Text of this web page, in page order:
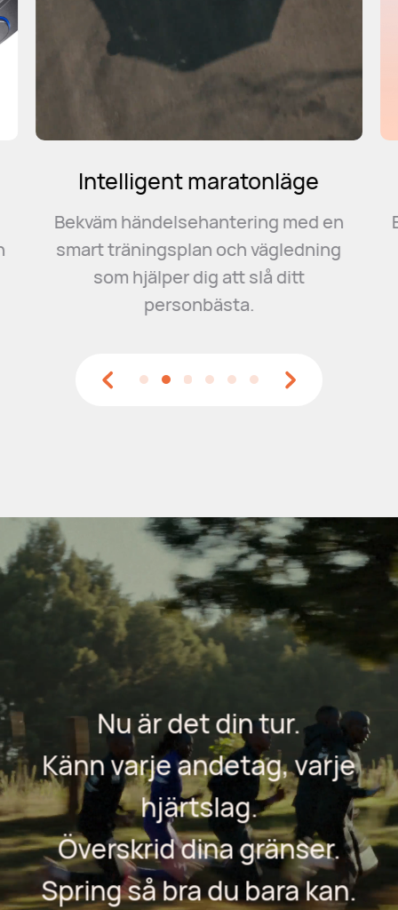
Intelligent maratonläge
Bekväm händelsehantering med en
smart träningsplan och vägledning
som hjälper dig att slå ditt
personbästa.
Nu är det din tur.
Känn varje andetag, varje
hjärtslag.
Överskrid dina gränser.
Spring så bra du bara kan.